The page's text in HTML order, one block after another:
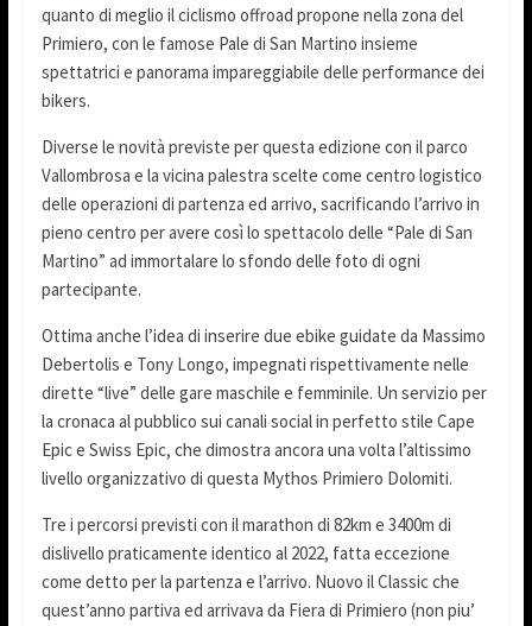
quanto di meglio il ciclismo offroad propone nella zona del
Primiero, con le famose Pale di San Martino insieme
spettatrici e panorama impareggiabile delle performance dei
bikers.
Diverse le novità previste per questa edizione con il parco
Vallombrosa e la vicina palestra scelte come centro logistico
delle operazioni di partenza ed arrivo, sacrificando l’arrivo in
pieno centro per avere così lo spettacolo delle “Pale di San
Martino” ad immortalare lo sfondo delle foto di ogni
partecipante.
Ottima anche l’idea di inserire due ebike guidate da Massimo
Debertolis e Tony Longo, impegnati rispettivamente nelle
dirette “live” delle gare maschile e femminile. Un servizio per
la cronaca al pubblico sui canali social in perfetto stile Cape
Epic e Swiss Epic, che dimostra ancora una volta l’altissimo
livello organizzativo di questa Mythos Primiero Dolomiti.
Tre i percorsi previsti con il marathon di 82km e 3400m di
dislivello praticamente identico al 2022, fatta eccezione
come detto per la partenza e l’arrivo. Nuovo il Classic che
quest’anno partiva ed arrivava da Fiera di Primiero (non piu’